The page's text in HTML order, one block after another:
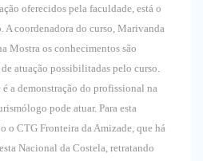
oferecidos pela faculdade, está o
A coordenadora do curso, Marivanda
Mostra os conhecimentos são
de atuação possibilitadas pelo curso.
a demonstração do profissional na
pode atuar. Para esta
o CTG Fronteira da Amizade, que há
Nacional da Costela, retratando